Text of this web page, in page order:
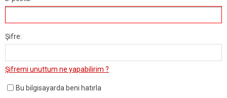
Şifre:
Şifremi unuttum ne yapabilirim ?
Bu bilgisayarda beni hatırla